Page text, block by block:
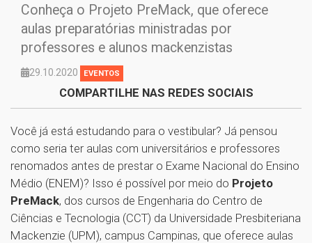
Conheça o Projeto PreMack, que oferece
aulas preparatórias ministradas por
professores e alunos mackenzistas
29.10.2020 EVENTOS
COMPARTILHE NAS REDES SOCIAIS
Você já está estudando para o vestibular? Já pensou
como seria ter aulas com universitários e professores
renomados antes de prestar o Exame Nacional do Ensino
Médio (ENEM)? Isso é possível por meio do Projeto
PreMack, dos cursos de Engenharia do Centro de
Ciências e Tecnologia (CCT) da Universidade Presbiteriana
Mackenzie (UPM), campus Campinas, que oferece aulas